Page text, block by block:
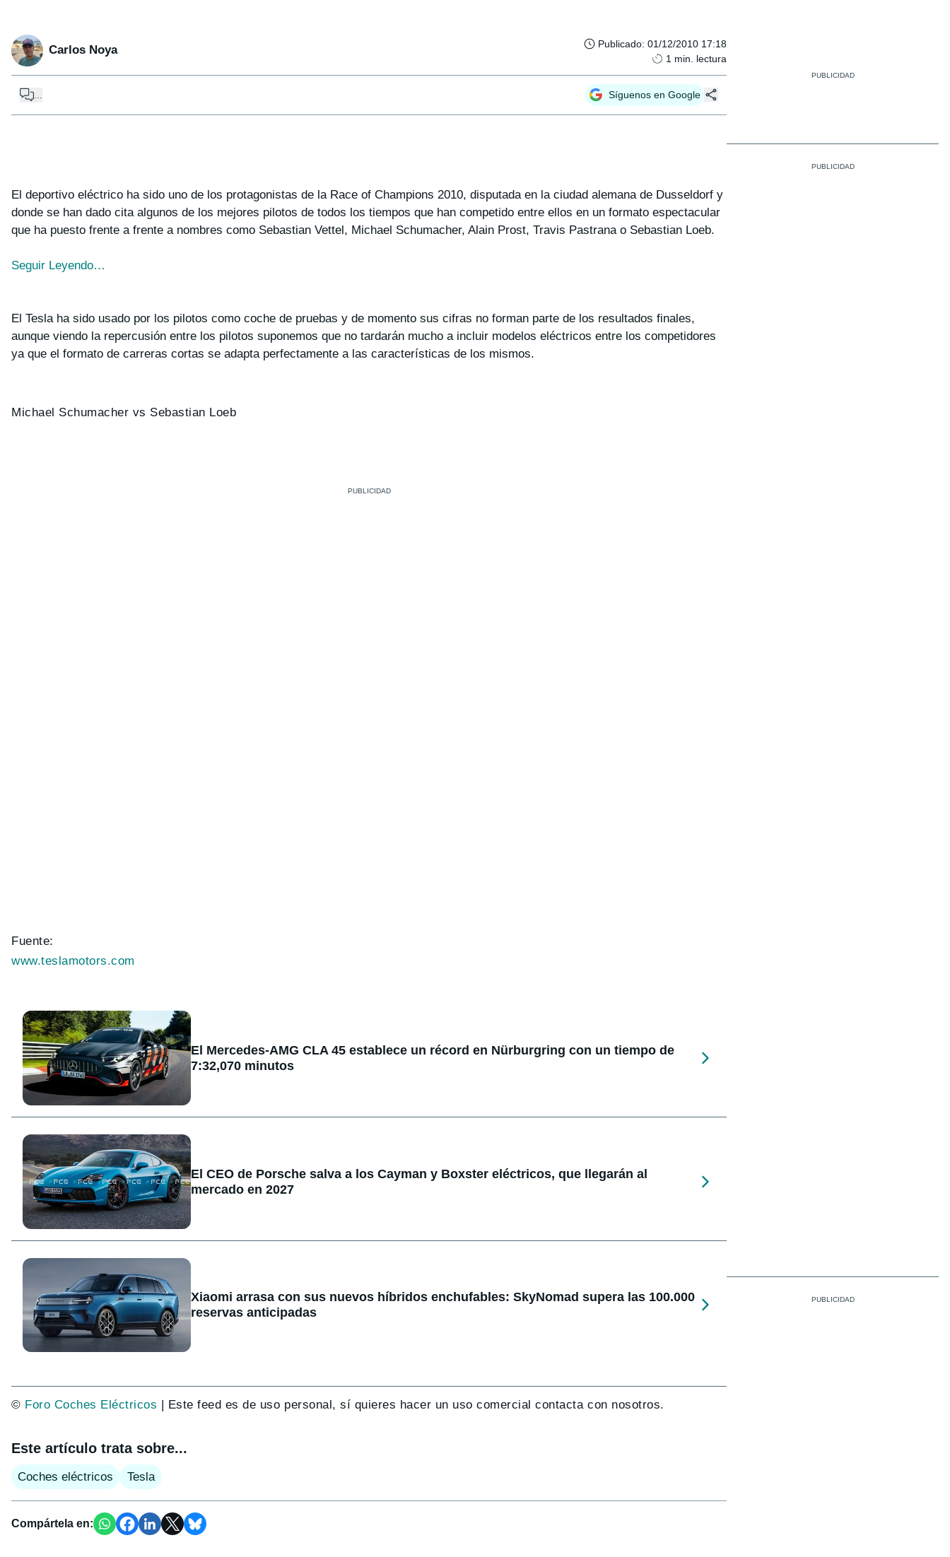
Carlos Noya Publicado: 01/12/2010 17:18
1 min. lectura
Síguenos en Google
El deportivo eléctrico ha sido uno de los protagonistas de la Race of Champions 2010, disputada en la ciudad alemana de Dusseldorf y
donde se han dado cita algunos de los mejores pilotos de todos los tiempos que han competido entre ellos en un formato espectacular
que ha puesto frente a frente a nombres como Sebastian Vettel, Michael Schumacher, Alain Prost, Travis Pastrana o Sebastian Loeb.
Seguir Leyendo…
El Tesla ha sido usado por los pilotos como coche de pruebas y de momento sus cifras no forman parte de los resultados finales,
aunque viendo la repercusión entre los pilotos suponemos que no tardarán mucho a incluir modelos eléctricos entre los competidores
ya que el formato de carreras cortas se adapta perfectamente a las características de los mismos.
Michael Schumacher vs Sebastian Loeb
Fuente:
www.teslamotors.com
El Mercedes-AMG CLA 45 establece un récord en Nürburgring con un tiempo de
7:32,070 minutos
El CEO de Porsche salva a los Cayman y Boxster eléctricos, que llegarán al
mercado en 2027
Xiaomi arrasa con sus nuevos híbridos enchufables: SkyNomad supera las 100.000
reservas anticipadas
© Foro Coches Eléctricos | Este feed es de uso personal, sí quieres hacer un uso comercial contacta con nosotros.
Este artículo trata sobre...
Coches eléctricos Tesla
Compártela en: